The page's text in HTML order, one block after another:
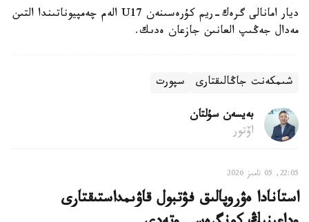
ديار امانالى گرەك-ريم كۇرەسىنەن U17 الەم چەمپيوناتىندا التىن
مەدال جەڭىپ العانىن جازعان ەدىك.
شىمكەنت جاڭالىقتارى سپورت
بەيسەن سۇلتان
اۆتور
22:05, 05 تامىز 2026
استانادا ەۋروپالىق فۋتبول قاۋىمداستىقتارى